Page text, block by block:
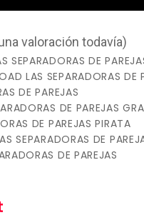
valoración todavía)
SEPARADORAS DE
LAS SEPARADORAS DE
DE PAREJAS
DE PAREJAS
DE PAREJAS PIRATA
SEPARADORAS DE
DE PAREJAS